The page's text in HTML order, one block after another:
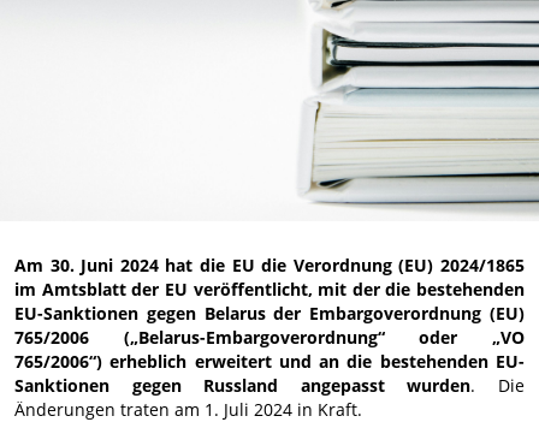
Am 30. Juni 2024 hat die EU die Verordnung (EU) 2024/1865
im Amtsblatt der EU veröffentlicht, mit der die bestehenden
EU-Sanktionen gegen Belarus der Embargoverordnung (EU)
765/2006 („Belarus-Embargoverordnung“ oder „VO
765/2006“) erheblich erweitert und an die bestehenden EU-
Sanktionen gegen Russland angepasst wurden. Die
Änderungen traten am 1. Juli 2024 in Kraft.